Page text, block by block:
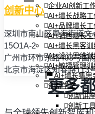
企业AI创新工
AI+增长战略工
AI+品牌增长工
AI+销售增长工
AI+增长黑客训
AI+设计思维训
AI+敏捷管理训
AI+增长集思
创新学堂
创新讲
创新工
创新中心
深圳市南山区粤海街道
15O1A-2
广州市环市东路403号国
北京市海淀区知春路113
更多